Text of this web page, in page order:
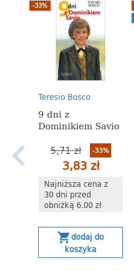
Teresio Bosco
9 dni z
Dominikiem Savio
5,71 zł -33%
3,83 zł
Najniższa cena z
30 dni przed
obniżką 6.00 zł
-33%
shopping_cartdodaj do
koszyka